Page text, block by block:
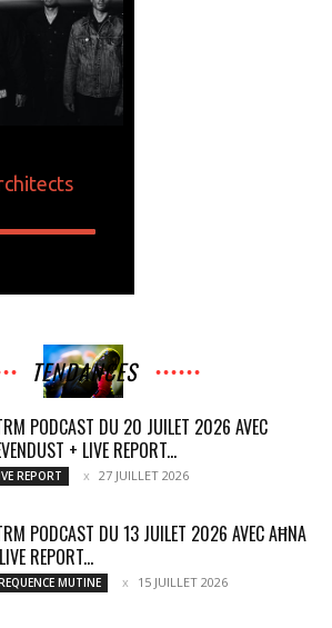
TENDANCES
PODCAST DU 20 JUILET 2026 AVEC
+ LIVE REPORT...
REPORT 27 JUILLET 2026
PODCAST DU 13 JUILET 2026 AVEC AĦNA
REPORT...
MUTINE 15 JUILLET 2026